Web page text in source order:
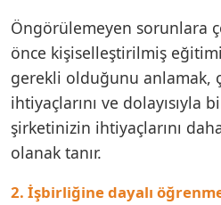
Öngörülemeyen sorunlara
önce kişiselleştirilmiş
gerekli olduğunu anlamak,
ihtiyaçlarını ve dolayısıyla
şirketinizin ihtiyaçlarını
olanak tanır.
2. İşbirliğine dayalı